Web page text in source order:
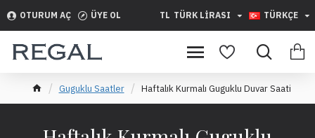
OTURUM AÇ ÜYE OL TL TÜRK LIRASI TÜRKÇE
Guguklu Saatler Haftalık Kurmalı Guguklu Duvar Saati